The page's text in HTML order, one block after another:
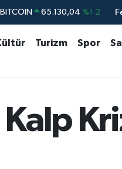
BITCOIN 65.130,04 %1.2
BİST100 13.773 %-19
Turizm Spor
Kalp